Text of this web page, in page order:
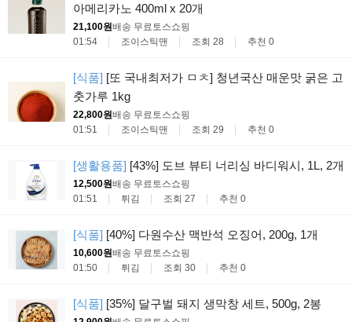
아메리카노 400ml x 20개
21,100원배송 무료토스쇼핑
01:54
조이스틱맨 조회 28 추천 0
[식품] [또 국내최저가 ㅁㅊ] 청년국산 매운맛 굵은 고
춧가루 1kg
22,800원배송 무료토스쇼핑
01:51
조이스틱맨 조회 29 추천 0
[생활용품] [43%] 도브 뷰티 너리싱 바디워시, 1L, 2개
12,500원배송 무료토스쇼핑
01:51
튀김 조회 27 추천 0
[식품] [40%] 다원수산 맥반석 오징어, 200g, 1개
10,600원배송 무료토스쇼핑
01:50
튀김 조회 30 추천 0
[식품] [35%] 달구벌 돼지 생막창 세트, 500g, 2봉